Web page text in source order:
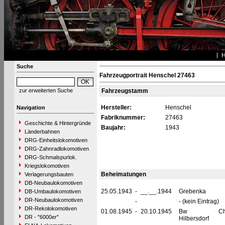
Suche
zur erweiterten Suche
Navigation
Geschichte & Hintergründe
Länderbahnen
DRG-Einheitslokomotiven
DRG-Zahnradlokomotiven
DRG-Schmalspurlok.
Kriegslokomotiven
Verlagerungsbauten
DB-Neubaulokomotiven
DB-Umbaulokomotiven
DR-Neubaulokomotiven
DR-Rekolokomotiven
DR - "6000er"
Fahrzeugportrait Henschel 27463
Fahrzeugstamm
Hersteller:
Henschel
Fabriknummer:
27463
Baujahr:
1943
Beheimatungen
25.05.1943 - __.__.1944
Grebenka
-
- (kein Eintrag)
01.08.1945 - 20.10.1945
Bw
Hilbersdorf